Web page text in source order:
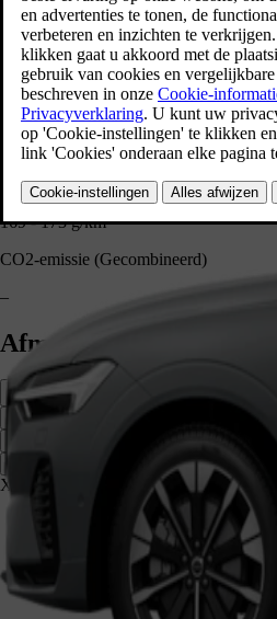
Tankinhoud
71 l
Tankinhoud
CO2-emissie (Gecombineerd)
169 - 173 g/km
CO2-emissie (Gecombineerd)
–
Afmeting en kofferruimte
Zijkant
XC60 1 655 mm